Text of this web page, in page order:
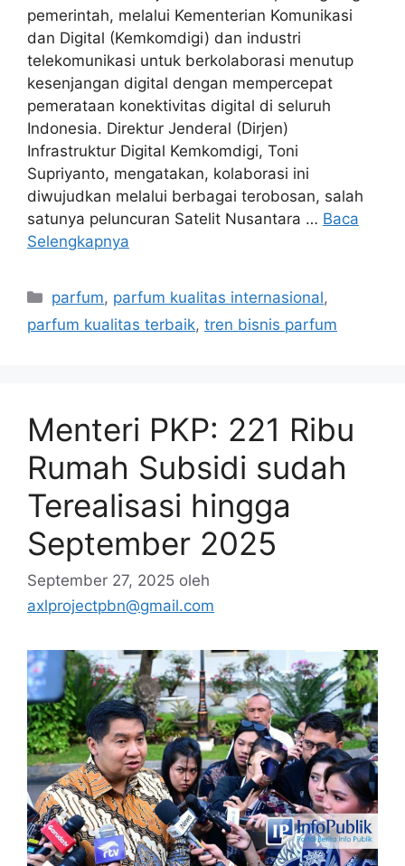
pemerintah, melalui Kementerian Komunikasi
dan Digital (Kemkomdigi) dan industri
telekomunikasi untuk berkolaborasi menutup
kesenjangan digital dengan mempercepat
pemerataan konektivitas digital di seluruh
Indonesia. Direktur Jenderal (Dirjen)
Infrastruktur Digital Kemkomdigi, Toni
Supriyanto, mengatakan, kolaborasi ini
diwujudkan melalui berbagai terobosan, salah
satunya peluncuran Satelit Nusantara … Baca
Selengkapnya
Kategori
parfum, parfum kualitas internasional,
parfum kualitas terbaik, tren bisnis parfum
Menteri PKP: 221 Ribu
Rumah Subsidi sudah
Terealisasi hingga
September 2025
September 27, 2025 oleh
axlprojectpbn@gmail.com